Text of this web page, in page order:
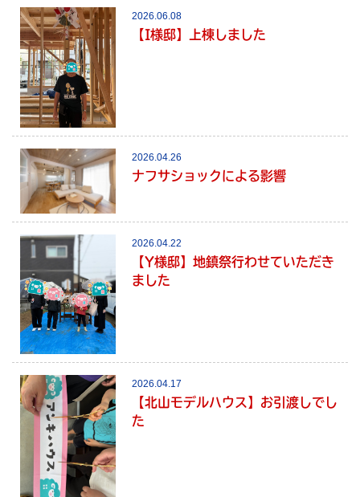
2026.06.08
【I様邸】上棟しました
2026.04.26
ナフサショックによる影響
2026.04.22
【Y様邸】地鎮祭行わせていただき
ました
2026.04.17
【北山モデルハウス】お引渡しでし
た